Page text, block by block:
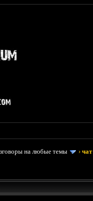
на любые темы ›чат